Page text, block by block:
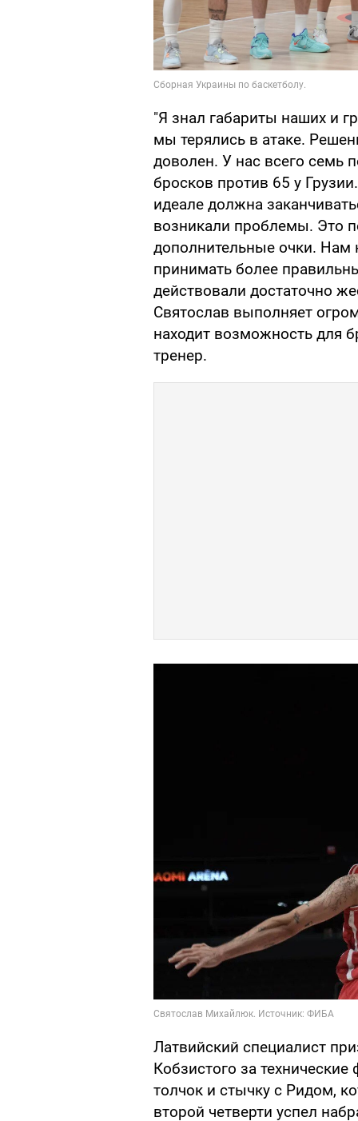
"Я знал габариты наших и
мы терялись в атаке.
доволен. У нас всего семь
бросков против 65 у
идеале должна
возникали проблемы. Это
дополнительные очки. Нам
принимать более
действовали достаточно
Святослав выполняет
находит возможность для
тренер.
Латвийский специалист
Кобзистого за
толчок и стычку с Ридом,
второй четверти успел